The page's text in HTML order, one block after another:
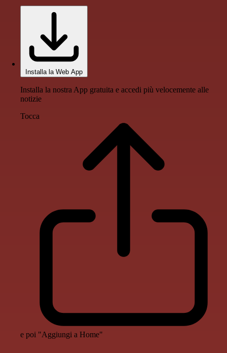
Installa la Web App
Installa la nostra App gratuita e accedi più velocemente alle
notizie
Tocca
e poi "Aggiungi a Home"